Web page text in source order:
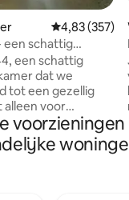
Gemiddelde
4,83 (357)
een schattig
een schattig
dat we
tot een gezellig
voor
maar voor diegenen
uitje willen dat je
zal herinneren.